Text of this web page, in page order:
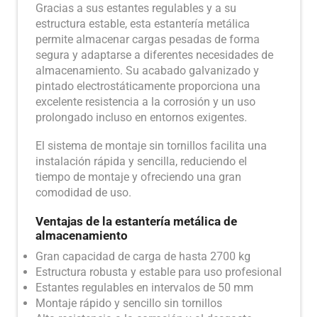
Gracias a sus estantes regulables y a su
estructura estable, esta estantería metálica
permite almacenar cargas pesadas de forma
segura y adaptarse a diferentes necesidades de
almacenamiento. Su acabado galvanizado y
pintado electrostáticamente proporciona una
excelente resistencia a la corrosión y un uso
prolongado incluso en entornos exigentes.
El sistema de montaje sin tornillos facilita una
instalación rápida y sencilla, reduciendo el
tiempo de montaje y ofreciendo una gran
comodidad de uso.
Ventajas de la estantería metálica de
almacenamiento
Gran capacidad de carga de hasta 2700 kg
Estructura robusta y estable para uso profesional
Estantes regulables en intervalos de 50 mm
Montaje rápido y sencillo sin tornillos